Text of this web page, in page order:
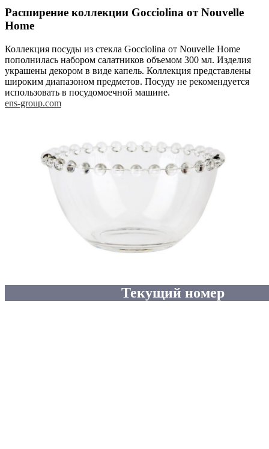
Расширение коллекции Gocciolina от Nouvelle
Home
Коллекция посуды из стекла Gocciolina от Nouvelle Home
пополнилась набором салатников объемом 300 мл. Изделия
украшены декором в виде капель. Коллекция представлены
широким диапазоном предметов. Посуду не рекомендуется
использовать в посудомоечной машине.
ens-group.com
Текущий номер